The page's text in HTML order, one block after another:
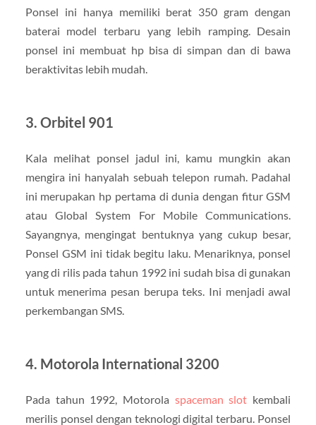
Ponsel ini hanya memiliki berat 350 gram dengan
baterai model terbaru yang lebih ramping. Desain
ponsel ini membuat hp bisa di simpan dan di bawa
beraktivitas lebih mudah.
3. Orbitel 901
Kala melihat ponsel jadul ini, kamu mungkin akan
mengira ini hanyalah sebuah telepon rumah. Padahal
ini merupakan hp pertama di dunia dengan fitur GSM
atau Global System For Mobile Communications.
Sayangnya, mengingat bentuknya yang cukup besar,
Ponsel GSM ini tidak begitu laku. Menariknya, ponsel
yang di rilis pada tahun 1992 ini sudah bisa di gunakan
untuk menerima pesan berupa teks. Ini menjadi awal
perkembangan SMS.
4. Motorola International 3200
Pada tahun 1992, Motorola spaceman slot kembali
merilis ponsel dengan teknologi digital terbaru. Ponsel